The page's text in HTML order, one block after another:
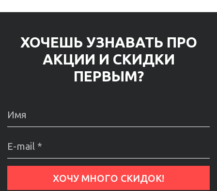
ХОЧЕШЬ УЗНАВАТЬ ПРО
АКЦИИ И СКИДКИ
ПЕРВЫМ?